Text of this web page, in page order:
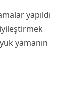
yapıldı
yamanın